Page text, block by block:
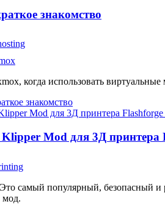
знакомство
когда использовать
Mod для 3Д принтера
самый популярный, безопасный и